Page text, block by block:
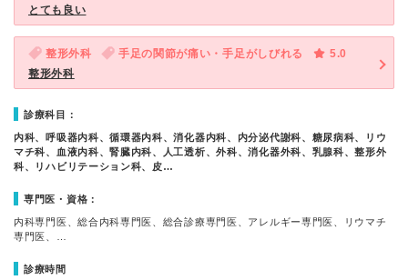
とても良い
整形外科 手足の関節が痛い・手足がしびれる
5.0
整形外科
診療科目：
内科、呼吸器内科、循環器内科、消化器内科、内分泌代謝科、糖尿病科、リウ
マチ科、血液内科、腎臓内科、人工透析、外科、消化器外科、乳腺科、整形外
科、リハビリテーション科、皮…
専門医・資格：
内科専門医、総合内科専門医、総合診療専門医、アレルギー専門医、リウマチ
専門医、…
診療時間